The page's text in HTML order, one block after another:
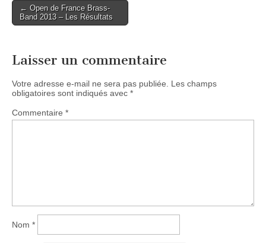
Post
navigation
← Open de France Brass-
Band 2013 – Les Résultats
Laisser un commentaire
Votre adresse e-mail ne sera pas publiée.
Les champs
obligatoires sont indiqués avec *
Commentaire *
Nom *